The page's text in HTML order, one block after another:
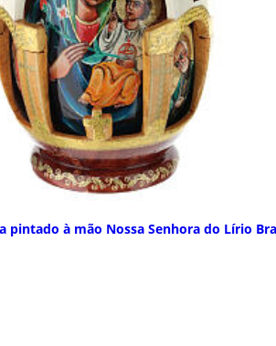
pintado à mão Nossa Senhora do Lírio